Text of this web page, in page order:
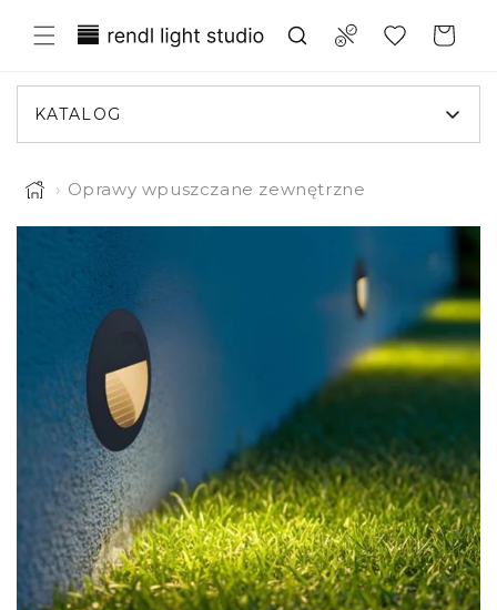
do
treści
Compare
Translation missing:
pl.general.wishlist.title
Koszyk
KATALOG
› Oprawy wpuszczane zewnętrzne